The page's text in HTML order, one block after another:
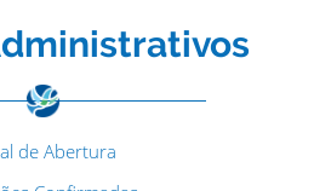
de Abertura